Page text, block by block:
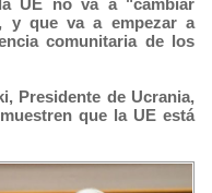
UE no va a "cambiar
y que va a empezar a
comunitaria de los
Presidente de Ucrania,
que la UE está